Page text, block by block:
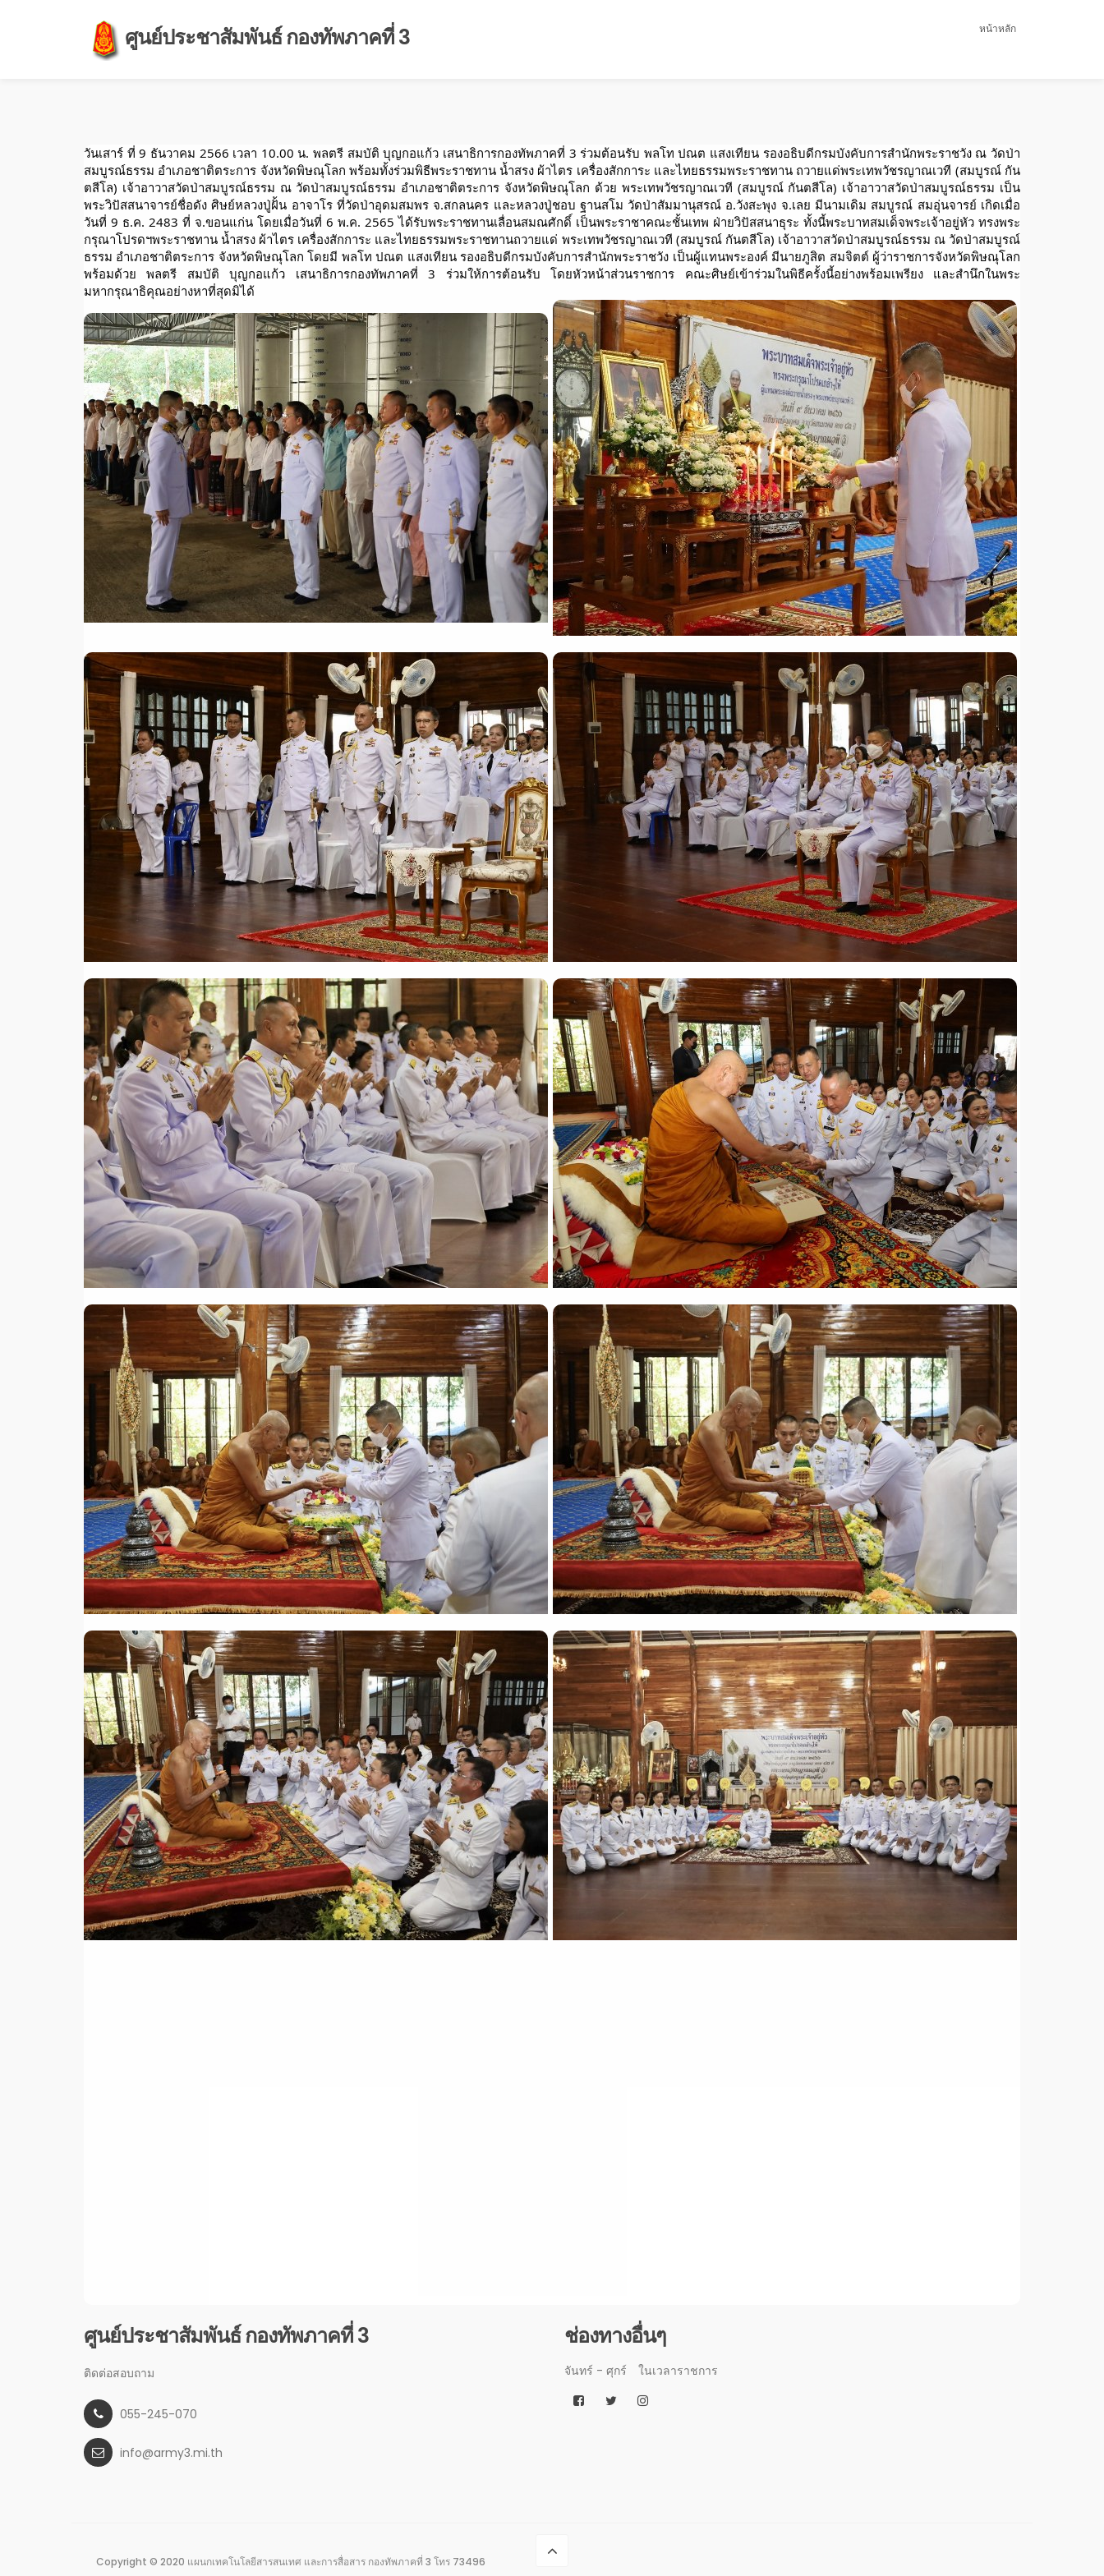
ศูนย์ประชาสัมพันธ์ กองทัพภาคที่ 3 หน้าหลัก
วันเสาร์ ที่ 9 ธันวาคม 2566 เวลา 10.00 น. พลตรี สมบัติ บุญกอแก้ว เสนาธิการกองทัพภาคที่ 3 ร่วมต้อนรับ พลโท ปณต แสงเทียน รองอธิบดีกรมบังคับการสำนักพระราชวัง ณ วัดป่า
สมบูรณ์ธรรม อำเภอชาติตระการ จังหวัดพิษณุโลก พร้อมทั้งร่วมพิธีพระราชทาน น้ำสรง ผ้าไตร เครื่องสักการะ และไทยธรรมพระราชทาน ถวายแด่พระเทพวัชรญาณเวที (สมบูรณ์ กัน
ตสีโล) เจ้าอาวาสวัดป่าสมบูรณ์ธรรม ณ วัดป่าสมบูรณ์ธรรม อำเภอชาติตระการ จังหวัดพิษณุโลก ด้วย พระเทพวัชรญาณเวที (สมบูรณ์ กันตสีโล) เจ้าอาวาสวัดป่าสมบูรณ์ธรรม เป็น
พระวิปัสสนาจารย์ชื่อดัง ศิษย์หลวงปู่ฝั้น อาจาโร ที่วัดป่าอุดมสมพร จ.สกลนคร และหลวงปู่ชอบ ฐานสโม วัดป่าสัมมานุสรณ์ อ.วังสะพุง จ.เลย มีนามเดิม สมบูรณ์ สมอุ่นจารย์ เกิดเมื่อ
วันที่ 9 ธ.ค. 2483 ที่ จ.ขอนแก่น โดยเมื่อวันที่ 6 พ.ค. 2565 ได้รับพระราชทานเลื่อนสมณศักดิ์ เป็นพระราชาคณะชั้นเทพ ฝ่ายวิปัสสนาธุระ ทั้งนี้พระบาทสมเด็จพระเจ้าอยู่หัว ทรงพระ
กรุณาโปรดฯพระราชทาน น้ำสรง ผ้าไตร เครื่องสักการะ และไทยธรรมพระราชทานถวายแด่ พระเทพวัชรญาณเวที (สมบูรณ์ กันตสีโล) เจ้าอาวาสวัดป่าสมบูรณ์ธรรม ณ วัดป่าสมบูรณ์
ธรรม อำเภอชาติตระการ จังหวัดพิษณุโลก โดยมี พลโท ปณต แสงเทียน รองอธิบดีกรมบังคับการสำนักพระราชวัง เป็นผู้แทนพระองค์ มีนายภูสิต สมจิตต์ ผู้ว่าราชการจังหวัดพิษณุโลก
พร้อมด้วย พลตรี สมบัติ บุญกอแก้ว เสนาธิการกองทัพภาคที่ 3 ร่วมให้การต้อนรับ โดยหัวหน้าส่วนราชการ คณะศิษย์เข้าร่วมในพิธีครั้งนี้อย่างพร้อมเพรียง และสำนึกในพระ
มหากรุณาธิคุณอย่างหาที่สุดมิได้
ศูนย์ประชาสัมพันธ์ กองทัพภาคที่ 3
ติดต่อสอบถาม
055-245-070
info@army3.mi.th
ช่องทางอื่นๆ
จันทร์ - ศุกร์ ในเวลาราชการ
Copyright © 2020 แผนกเทคโนโลยีสารสนเทศ และการสื่อสาร กองทัพภาคที่ 3 โทร 73496